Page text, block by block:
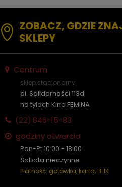
ZOBACZ, GDZIE
SKLEPY
Centrum
sklep stacjonarny
al. Solidarności 113d
na tyłach Kina FEMINA
(22) 846-15-83
godziny otwarcia
Pon-Pt 10:00 - 18:00
Sobota nieczynne
Płatność: gotówka, karta, BLIK